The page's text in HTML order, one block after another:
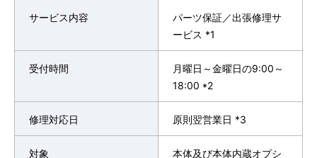
サービス内容
パーツ保証／出張修理サ
ービス *1
受付時間
月曜日～金曜日の9:00～
18:00 *2
修理対応日 原則翌営業日 *3
対象
本体及び本体内蔵オプシ